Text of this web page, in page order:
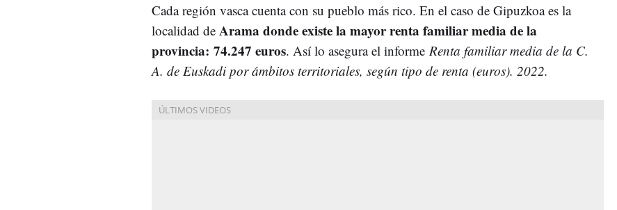
Cada región vasca cuenta con su pueblo más rico. En el caso de Gipuzkoa es la
localidad de Arama donde existe la mayor renta familiar media de la
provincia: 74.247 euros. Así lo asegura el informe Renta familiar media de la C.
A. de Euskadi por ámbitos territoriales, según tipo de renta (euros). 2022.